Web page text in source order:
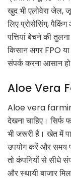
खुद भी एलोवेरा जेल,
लिए प्रोसेसिंग,
पत्तियां बेचने की
किसान अगर FPO
संपर्क करना आसान
Aloe Vera
Aloe vera
देखना चाहिए। सिर्फ
भी जरूरी है। खेत में
उपयोग करें और समय
तो कंपनियों से सीधे
और स्थायी बाजार